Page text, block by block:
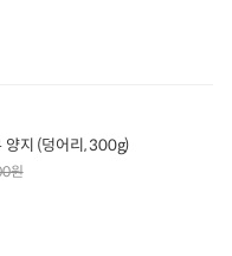
양지 (덩어리, 300g)
원